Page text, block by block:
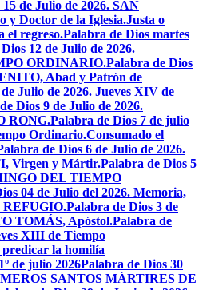
de Julio de 2026. SAN
y Doctor de la Iglesia.Justa o
el regreso.Palabra de Dios martes
12 de Julio de 2026.
ORDINARIO.Palabra de Dios
Abad y Patrón de
Julio de 2026. Jueves XIV de
Dios 9 de Julio de 2026.
RONG.Palabra de Dios 7 de julio
Ordinario.Consumado el
de Dios 6 de Julio de 2026.
Virgen y Mártir.Palabra de Dios 5
DEL TIEMPO
04 de Julio del 2026. Memoria,
REFUGIO.Palabra de Dios 3 de
TOMÁS, Apóstol.Palabra de
XIII de Tiempo
predicar la homilía
de julio 2026Palabra de Dios 30
SANTOS MÁRTIRES DE